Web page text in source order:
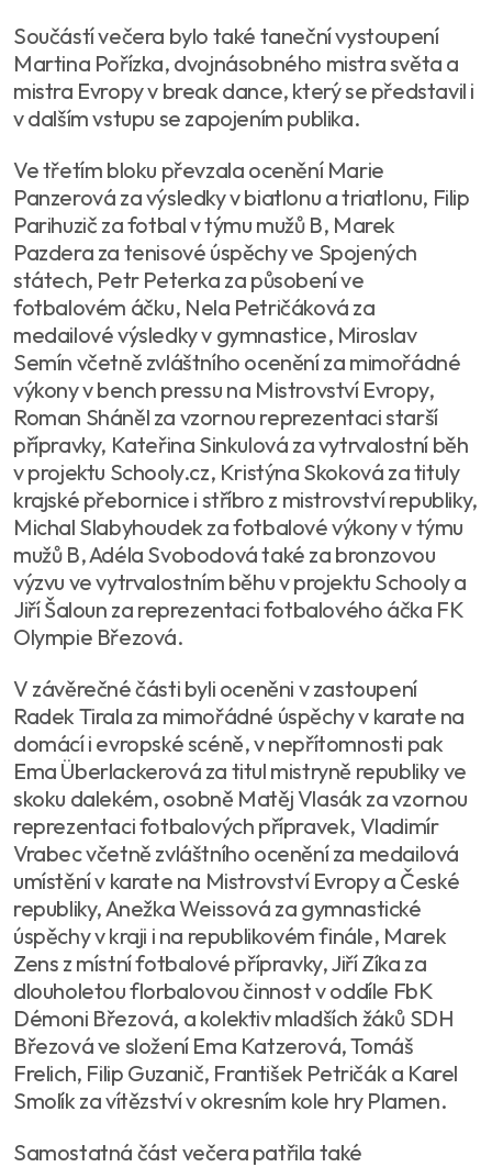
Součástí večera bylo také taneční vystoupení
Martina Pořízka, dvojnásobného mistra světa a
mistra Evropy v break dance, který se představil i
v dalším vstupu se zapojením publika.
Ve třetím bloku převzala ocenění Marie
Panzerová za výsledky v biatlonu a triatlonu, Filip
Parihuzič za fotbal v týmu mužů B, Marek
Pazdera za tenisové úspěchy ve Spojených
státech, Petr Peterka za působení ve
fotbalovém áčku, Nela Petričáková za
medailové výsledky v gymnastice, Miroslav
Semín včetně zvláštního ocenění za mimořádné
výkony v bench pressu na Mistrovství Evropy,
Roman Sháněl za vzornou reprezentaci starší
přípravky, Kateřina Sinkulová za vytrvalostní běh
v projektu Schooly.cz, Kristýna Skoková za tituly
krajské přebornice i stříbro z mistrovství republiky,
Michal Slabyhoudek za fotbalové výkony v týmu
mužů B, Adéla Svobodová také za bronzovou
výzvu ve vytrvalostním běhu v projektu Schooly a
Jiří Šaloun za reprezentaci fotbalového áčka FK
Olympie Březová.
V závěrečné části byli oceněni v zastoupení
Radek Tirala za mimořádné úspěchy v karate na
domácí i evropské scéně, v nepřítomnosti pak
Ema Überlackerová za titul mistryně republiky ve
skoku dalekém, osobně Matěj Vlasák za vzornou
reprezentaci fotbalových přípravek, Vladimír
Vrabec včetně zvláštního ocenění za medailová
umístění v karate na Mistrovství Evropy a České
republiky, Anežka Weissová za gymnastické
úspěchy v kraji i na republikovém finále, Marek
Zens z místní fotbalové přípravky, Jiří Zíka za
dlouholetou florbalovou činnost v oddíle FbK
Démoni Březová, a kolektiv mladších žáků SDH
Březová ve složení Ema Katzerová, Tomáš
Frelich, Filip Guzanič, František Petričák a Karel
Smolík za vítězství v okresním kole hry Plamen.
Samostatná část večera patřila také